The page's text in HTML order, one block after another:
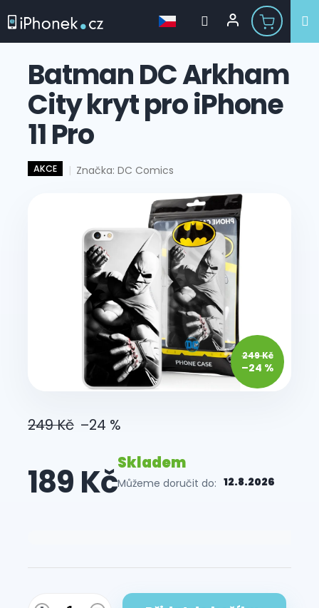
Batman DC Arkham
City kryt pro iPhone
11 Pro
AKCE Značka:DC Comics
249 Kč
–24 %
249 Kč –24 %
189 KčSkladem
Můžeme doručit do: 12.8.2026